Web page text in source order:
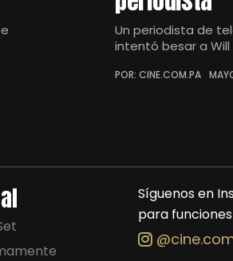
Un periodista de
intentó besar a Will
POR: CINE.COM.PA
Síguenos en
para